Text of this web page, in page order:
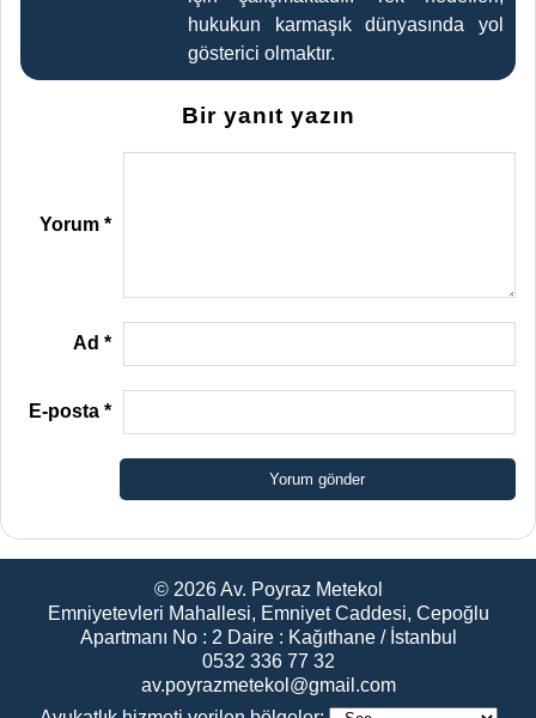
hukukun karmaşık dünyasında yol
gösterici olmaktır.
Bir yanıt yazın
Yorum*
Ad*
E-posta*
© 2026Av. Poyraz Metekol
Emniyetevleri Mahallesi, Emniyet Caddesi, Cepoğlu
Apartmanı No : 2 Daire : Kağıthane / İstanbul
0532 336 77 32
av.poyrazmetekol@gmail.com